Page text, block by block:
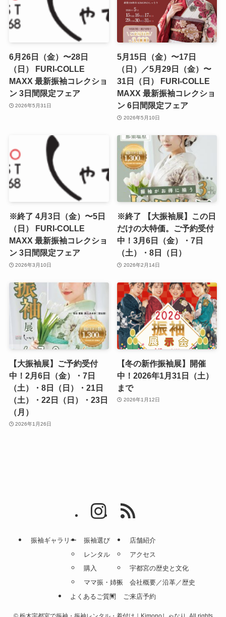
6月26日（金）〜28日
（日） FURI-COLLE
MAXX 最新振袖コレクショ
ン 3日間限定フェア
2026年5月31日
5月15日（金）〜17日
（日）／5月29日（金）〜
31日（日） FURI-COLLE
MAXX 最新振袖コレクショ
ン 6日間限定フェア
2026年5月10日
※終了 4月3日（金）〜5日
（日） FURI-COLLE
MAXX 最新振袖コレクショ
ン 3日間限定フェア
2026年3月10日
※終了 【大振袖展】この日
だけの大特価。ご予約受付
中！3月6日（金）・7日
（土）・8日（日）
2026年2月14日
【大振袖展】ご予約受付
中！2月6日（金）・7日
（土）・8日（日）・21日
（土）・22日（日）・23日
（月）
2026年1月26日
【冬の新作振袖展】開催
中！2026年1月31日（土）
まで
2026年1月12日
振袖ギャラリー
振袖選び
レンタル
購入
ママ振・姉振
店舗紹介
アクセス
宇都宮の歴史と文化
会社概要／沿革／歴史
よくあるご質問
ご来店予約